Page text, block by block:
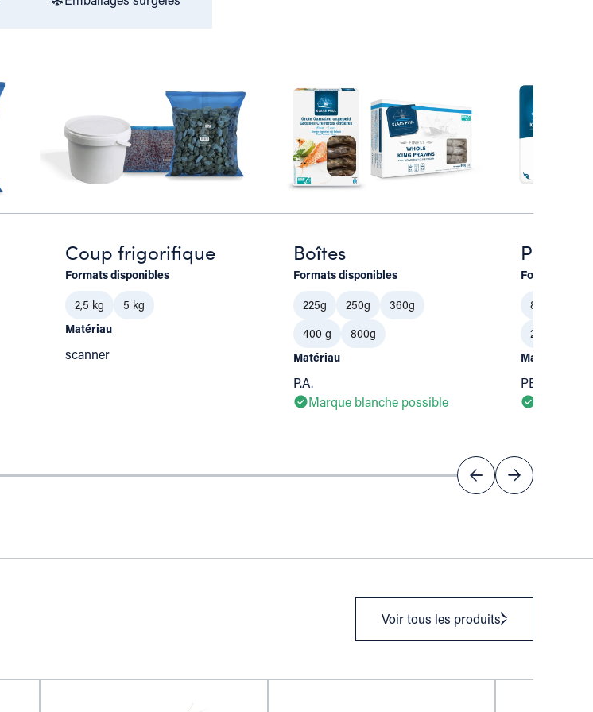
Coup frigorifique
Formats disponibles
2,5 kg
5 kg
Matériau
scanner
Boîtes
Formats disponibles
225g
250g
360g
400 g
800g
Matériau
P.A.
Marque blanche possible
Formats
80g
200g
Matériau
PET / PE /
Voir tous les produits